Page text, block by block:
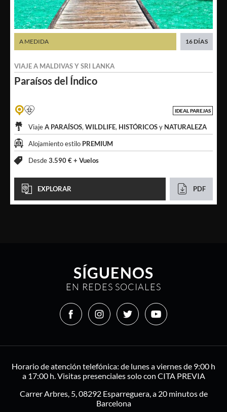
Paraísos del Índico
VIAJE A MALDIVASYSRI LANKA
A MEDIDA 16 DÍAS
IDEAL PAREJAS
ViajeA PARAÍSOS, WILDLIFE, HISTÓRICOSy NATURALEZA
Alojamiento estilo PREMIUM
Desde3.590 € + Vuelos
EXPLORAR PDF
SÍGUENOS
EN REDES SOCIALES
Horario de atención telefónica: de lunes a viernes de 9:00 h
a 17:00 h. Visitas presenciales solo con CITA PREVIA
Carrer Arbres, 5, 08292 Esparreguera, a 20 minutos de
Barcelona